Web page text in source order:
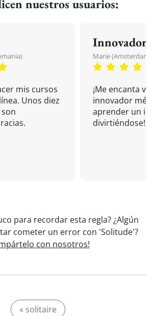
nuestros usuarios:
mis cursos
Unos diez
Innovador
Marie (Amsterdam,
¡Me encanta
innovador
aprender un
divirtiéndose!
para recordar esta regla? ¿Algún
cometer un error con 'Solitude'?
con nosotros!
« solitaire